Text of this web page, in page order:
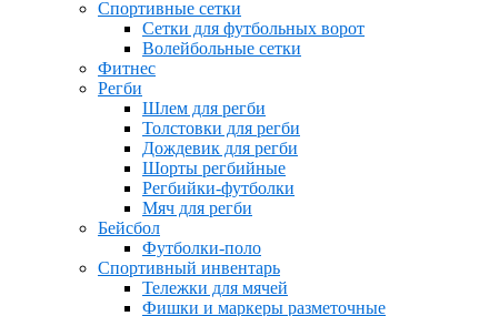
Спортивные сетки
Сетки для футбольных ворот
Волейбольные сетки
Фитнес
Регби
Шлем для регби
Толстовки для регби
Дождевик для регби
Шорты регбийные
Регбийки-футболки
Мяч для регби
Бейсбол
Футболки-поло
Спортивный инвентарь
Тележки для мячей
Фишки и маркеры разметочные